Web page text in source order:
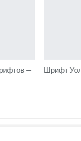
—
Шрифт